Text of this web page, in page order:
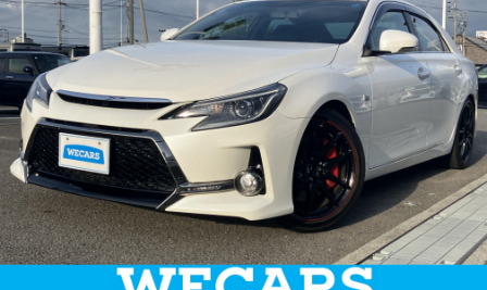
車検料金・メニュー
品質管理とサポート体制
お役立ち情報
お問い合わせ
企業情報 採用情報